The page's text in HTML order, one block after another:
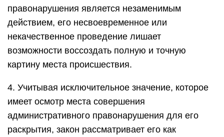
правонарушения является незаменимым
действием, его несвоевременное или
некачественное проведение лишает
возможности воссоздать полную и точную
картину места происшествия.
4. Учитывая исключительное значение, которое
имеет осмотр места совершения
административного правонарушения для его
раскрытия, закон рассматривает его как